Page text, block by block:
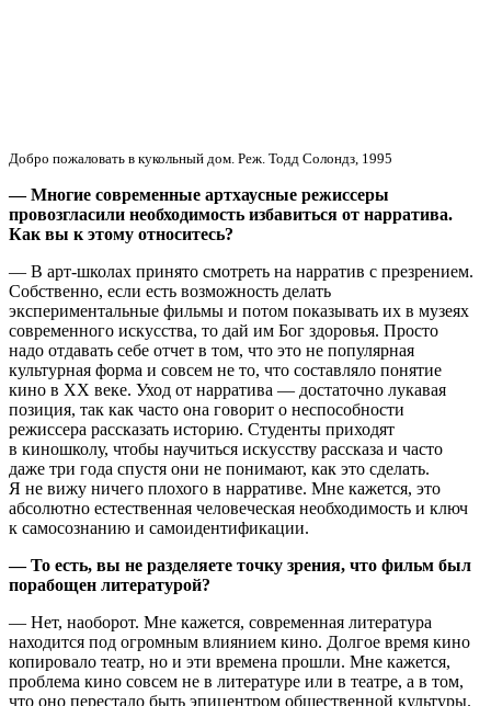
Добро пожаловать в кукольный дом. Реж. Тодд Солондз, 1995
— Многие современные артхаусные режиссеры
провозгласили необходимость избавиться от нарратива.
Как вы к этому относитесь?
— В арт-школах принято смотреть на нарратив с презрением.
Собственно, если есть возможность делать
экспериментальные фильмы и потом показывать их в музеях
современного искусства, то дай им Бог здоровья. Просто
надо отдавать себе отчет в том, что это не популярная
культурная форма и совсем не то, что составляло понятие
кино в XX веке. Уход от нарратива — достаточно лукавая
позиция, так как часто она говорит о неспособности
режиссера рассказать историю. Студенты приходят
в киношколу, чтобы научиться искусству рассказа и часто
даже три года спустя они не понимают, как это сделать.
Я не вижу ничего плохого в нарративе. Мне кажется, это
абсолютно естественная человеческая необходимость и ключ
к самосознанию и самоидентификации.
— То есть, вы не разделяете точку зрения, что фильм был
порабощен литературой?
— Нет, наоборот. Мне кажется, современная литература
находится под огромным влиянием кино. Долгое время кино
копировало театр, но и эти времена прошли. Мне кажется,
проблема кино совсем не в литературе или в театре, а в том,
что оно перестало быть эпицентром общественной культуры.